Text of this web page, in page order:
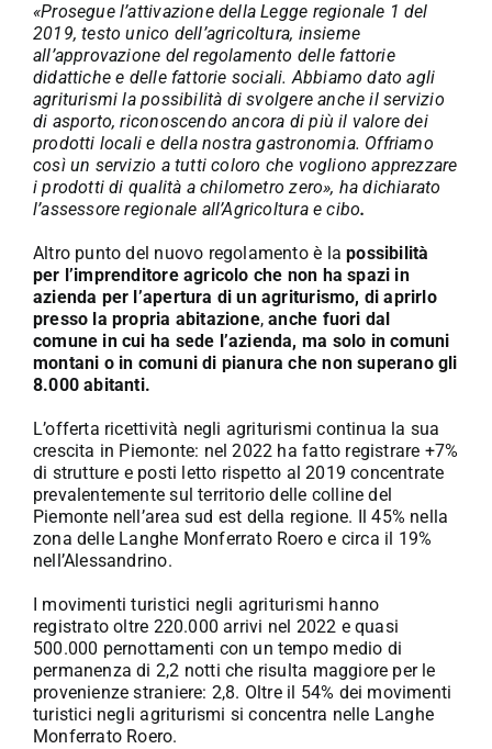
«Prosegue l’attivazione della Legge regionale 1 del
2019, testo unico dell’agricoltura, insieme
all’approvazione del regolamento delle fattorie
didattiche e delle fattorie sociali. Abbiamo dato agli
agriturismi la possibilità di svolgere anche il servizio
di asporto, riconoscendo ancora di più il valore dei
prodotti locali e della nostra gastronomia. Offriamo
così un servizio a tutti coloro che vogliono apprezzare
i prodotti di qualità a chilometro zero», ha dichiarato
l’assessore regionale all’Agricoltura e cibo.
Altro punto del nuovo regolamento è lapossibilità
per l’imprenditore agricolo che non ha spazi in
azienda per l’apertura di un agriturismo, di aprirlo
presso la propria abitazione,anche fuori dal
comune in cui ha sede l’azienda, ma solo in comuni
montani o in comuni di pianura che non superano gli
8.000 abitanti.
L’offerta ricettività negli agriturismi continua la sua
crescita in Piemonte: nel 2022 ha fatto registrare +7%
di strutture e posti letto rispetto al 2019 concentrate
prevalentemente sul territorio delle colline del
Piemonte nell’area sud est della regione. Il 45% nella
zona delle Langhe Monferrato Roero e circa il 19%
nell’Alessandrino.
I movimenti turistici negli agriturismi hanno
registrato oltre 220.000 arrivi nel 2022 e quasi
500.000 pernottamenti con un tempo medio di
permanenza di 2,2 notti che risulta maggiore per le
provenienze straniere: 2,8. Oltre il 54% dei movimenti
turistici negli agriturismi si concentra nelle Langhe
Monferrato Roero.